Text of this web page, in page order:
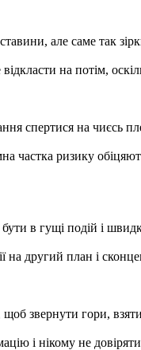
але саме так
на потім,
спертися на чиєсь
частка ризику
в гущі подій і
на другий план і
звернути гори,
і нікому не